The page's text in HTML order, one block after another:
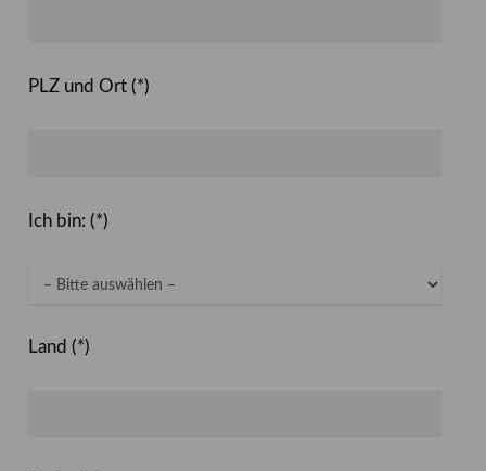
PLZ und Ort (*)
Ich bin: (*)
Land (*)